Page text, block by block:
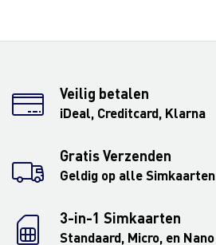
Veilig betalen
iDeal, Creditcard, Klarna
Gratis Verzenden
Geldig op alle Simkaarten
3-in-1 Simkaarten
Standaard, Micro, en Nano